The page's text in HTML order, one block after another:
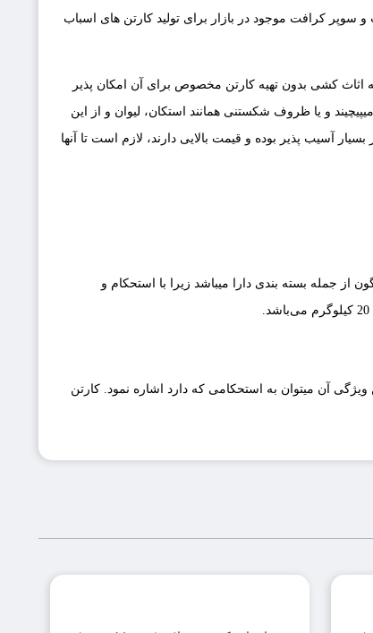
سوپر کرافت موجود در بازار برای تولید کارتن های اسباب
کشی بدون تهیه کارتن مخصوص برای آن امکان پذیر
و یا ظروف شکستنی همانند استکان، لیوان و از این
آسیب پذیر بوده و قیمت بالایی دارند، لازم است تا آنها
هم گفته میشود. کارتن 3 لایه کاربرد فراوانی را در صنایع گوناگون از جمله بسته بندی دارا میباشد زیرا با استحکام و
آن میتوان به استحکامی که دارد اشاره نمود. کارتن